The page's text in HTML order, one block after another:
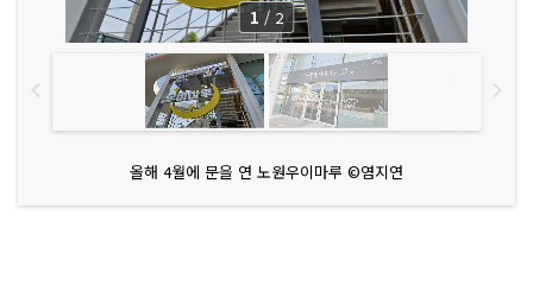
올해 4월에 문을 연 노원우이마루 ©염지연
1 / 2